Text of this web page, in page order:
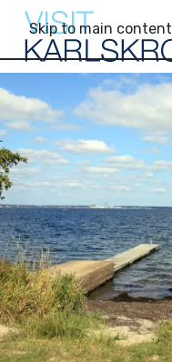
Skip to main content